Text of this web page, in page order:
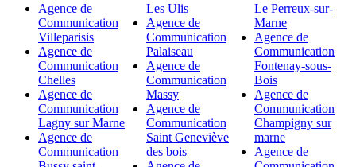
Agence de
Communication
Villeparisis
Agence de
Communication
Chelles
Agence de
Communication
Lagny sur Marne
Agence de
Communication
Les Ulis
Agence de
Communication
Palaiseau
Agence de
Communication
Massy
Agence de
Communication
Saint Geneviève
des bois
Le Perreux-sur-
Marne
Agence de
Communication
Fontenay-sous-
Bois
Agence de
Communication
Champigny sur
marne
Agence de